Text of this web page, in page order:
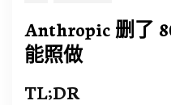
Anthropic 删了
能照做
TL;DR